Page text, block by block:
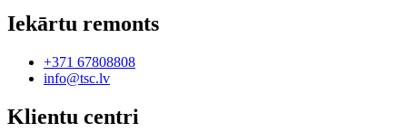
Iekārtu remonts
+371 67808808
info@tsc.lv
Klientu centri